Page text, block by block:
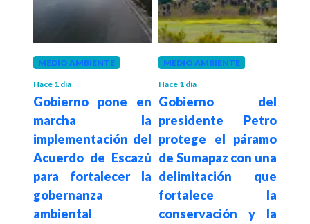
MEDIO AMBIENTE
Hace 1 día
Gobierno pone en
marcha la
implementación del
Acuerdo de Escazú
para fortalecer la
gobernanza
ambiental
MEDIO AMBIENTE
Hace 1 día
Gobierno del
presidente Petro
protege el páramo
de Sumapaz con una
delimitación que
fortalece la
conservación y la